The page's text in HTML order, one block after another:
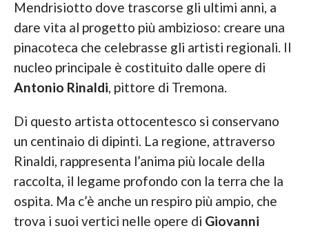
Mendrisiotto dove trascorse gli ultimi anni, a
dare vita al progetto più ambizioso: creare una
pinacoteca che celebrasse gli artisti regionali. Il
nucleo principale è costituito dalle opere di
Antonio Rinaldi, pittore di Tremona.
Di questo artista ottocentesco si conservano
un centinaio di dipinti. La regione, attraverso
Rinaldi, rappresenta l’anima più locale della
raccolta, il legame profondo con la terra che la
ospita. Ma c’è anche un respiro più ampio, che
trova i suoi vertici nelle opere di Giovanni